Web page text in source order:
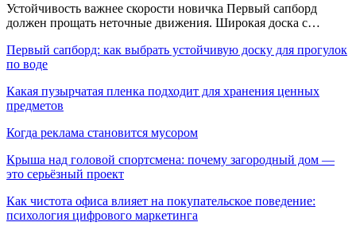
Устойчивость важнее скорости новичка Первый сапборд
должен прощать неточные движения. Широкая доска с…
Первый сапборд: как выбрать устойчивую доску для прогулок
по воде
Какая пузырчатая пленка подходит для хранения ценных
предметов
Когда реклама становится мусором
Крыша над головой спортсмена: почему загородный дом —
это серьёзный проект
Как чистота офиса влияет на покупательское поведение:
психология цифрового маркетинга